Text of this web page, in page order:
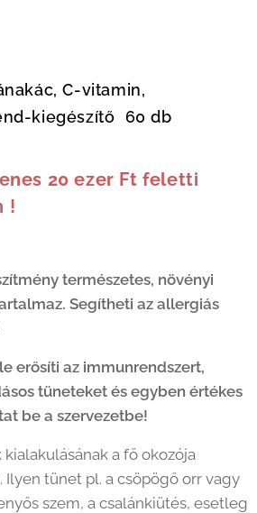
C-vitamin,
kiegészítő 60 db
20 ezer Ft feletti
!
természetes, növényi
Segítheti az allergiás
erősíti az immunrendszert,
tüneteket és egyben értékes
be a szervezetbe!
a fő okozója
Ilyen tünet pl. a csöpögő orr vagy
szem, a csalánkiütés, esetleg